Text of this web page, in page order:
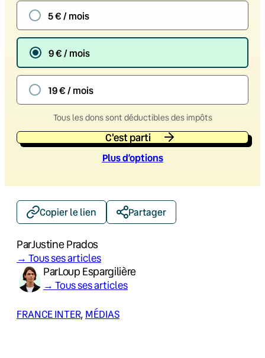
5 € / mois
9 € / mois
19 € / mois
Tous les dons sont déductibles des impôts
C'est parti
Plus d’options
Copier le lien Partager
ParJustine Prados
→ Tous ses articles
ParLoup Espargilière
→ Tous ses articles
FRANCE INTER, MÉDIAS